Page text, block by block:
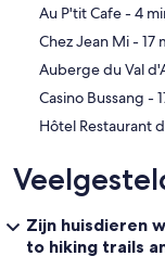
‪Au P'tit
‪Chez
Zijn huisdieren
to hiking trails